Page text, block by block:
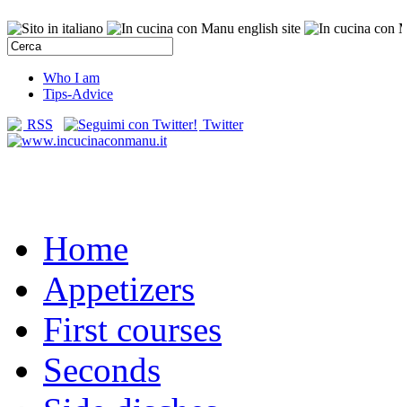
Who I am
Tips-Advice
RSS
Twitter
Home
Appetizers
First courses
Seconds